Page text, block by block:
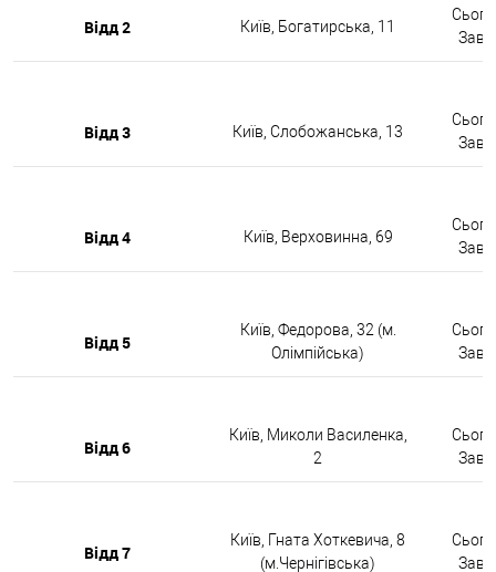
Відд 2 Київ, Богатирська, 11
Відд 3 Київ, Слобожанська, 13
Відд 4 Київ, Верховинна, 69
Відд 5
Київ, Федорова, 32 (м.
Олімпійська)
Відд 6
Київ, Миколи Василенка,
2
Відд 7
Київ, Гната Хоткевича, 8
(м.Чернігівська)